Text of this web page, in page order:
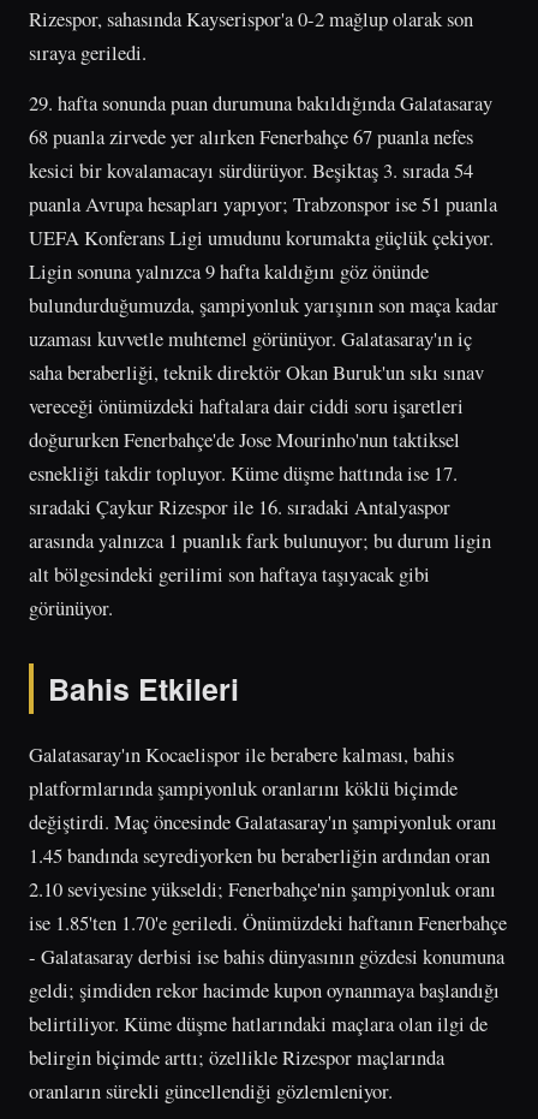
Rizespor, sahasında Kayserispor'a 0-2 mağlup olarak son
sıraya geriledi.
29. hafta sonunda puan durumuna bakıldığında Galatasaray
68 puanla zirvede yer alırken Fenerbahçe 67 puanla nefes
kesici bir kovalamacayı sürdürüyor. Beşiktaş 3. sırada 54
puanla Avrupa hesapları yapıyor; Trabzonspor ise 51 puanla
UEFA Konferans Ligi umudunu korumakta güçlük çekiyor.
Ligin sonuna yalnızca 9 hafta kaldığını göz önünde
bulundurduğumuzda, şampiyonluk yarışının son maça kadar
uzaması kuvvetle muhtemel görünüyor. Galatasaray'ın iç
saha beraberliği, teknik direktör Okan Buruk'un sıkı sınav
vereceği önümüzdeki haftalara dair ciddi soru işaretleri
doğururken Fenerbahçe'de Jose Mourinho'nun taktiksel
esnekliği takdir topluyor. Küme düşme hattında ise 17.
sıradaki Çaykur Rizespor ile 16. sıradaki Antalyaspor
arasında yalnızca 1 puanlık fark bulunuyor; bu durum ligin
alt bölgesindeki gerilimi son haftaya taşıyacak gibi
görünüyor.
Bahis Etkileri
Galatasaray'ın Kocaelispor ile berabere kalması, bahis
platformlarında şampiyonluk oranlarını köklü biçimde
değiştirdi. Maç öncesinde Galatasaray'ın şampiyonluk oranı
1.45 bandında seyrediyorken bu beraberliğin ardından oran
2.10 seviyesine yükseldi; Fenerbahçe'nin şampiyonluk oranı
ise 1.85'ten 1.70'e geriledi. Önümüzdeki haftanın Fenerbahçe
- Galatasaray derbisi ise bahis dünyasının gözdesi konumuna
geldi; şimdiden rekor hacimde kupon oynanmaya başlandığı
belirtiliyor. Küme düşme hatlarındaki maçlara olan ilgi de
belirgin biçimde arttı; özellikle Rizespor maçlarında
oranların sürekli güncellendiği gözlemleniyor.